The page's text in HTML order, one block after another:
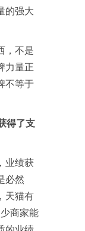
的强大
，不是
力量正
不等于
得了支
业绩获
必然
天猫有
商家能